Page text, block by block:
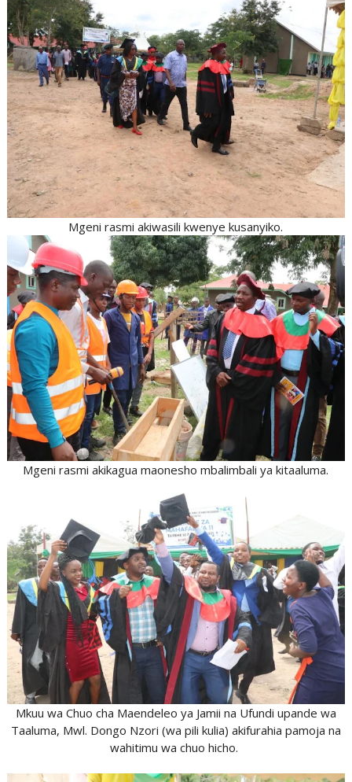
Mgeni rasmi akiwasili kwenye kusanyiko.
Mgeni rasmi akikagua maonesho mbalimbali ya kitaaluma.
Mkuu wa Chuo cha Maendeleo ya Jamii na Ufundi upande wa
Taaluma, Mwl. Dongo Nzori (wa pili kulia) akifurahia pamoja na
wahitimu wa chuo hicho.